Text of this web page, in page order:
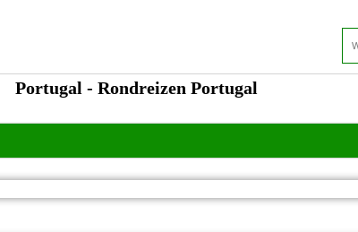
Portugal - Rondreizen Portugal